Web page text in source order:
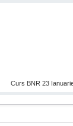
Curs BNR 23